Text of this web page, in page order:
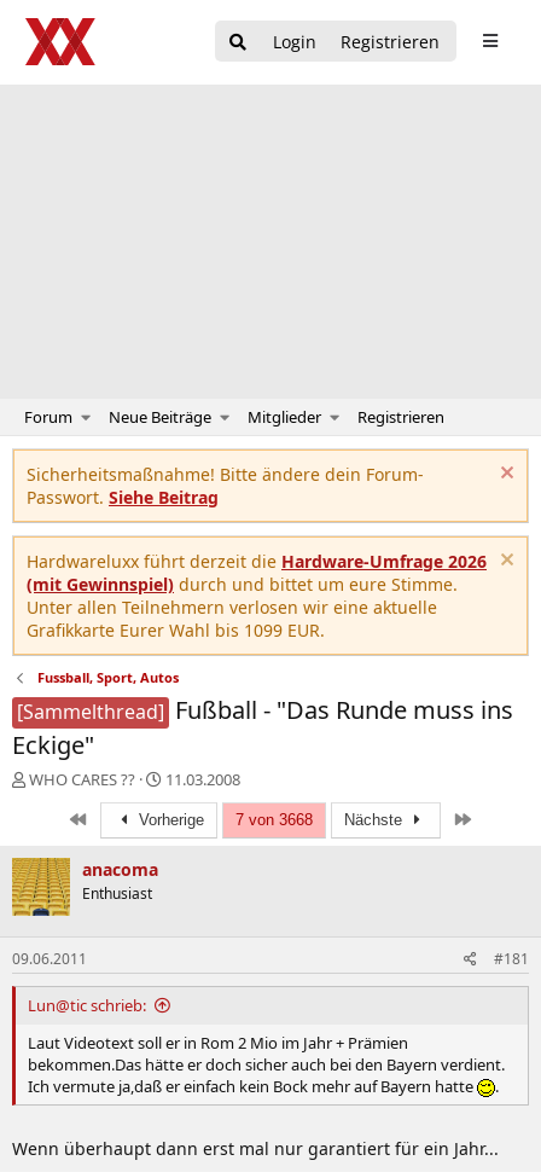
Login Registrieren
Forum Neue Beiträge Mitglieder Registrieren
Sicherheitsmaßnahme! Bitte ändere dein Forum-
Passwort. Siehe Beitrag
Hardwareluxx führt derzeit die Hardware-Umfrage 2026
(mit Gewinnspiel) durch und bittet um eure Stimme.
Unter allen Teilnehmern verlosen wir eine aktuelle
Grafikkarte Eurer Wahl bis 1099 EUR.
Fussball, Sport, Autos
[Sammelthread] Fußball - "Das Runde muss ins
Eckige"
E
e
l
l
r
WHO CARES ??
E
r
s
t
m
11.03.2008
Erste Vorherige 7 von 3668 Nächste
anacoma
Enthusiast
09.06.2011 #181
Lun@tic schrieb:
Laut Videotext soll er in Rom 2 Mio im Jahr + Prämien
bekommen.Das hätte er doch sicher auch bei den Bayern verdient.
Ich vermute ja,daß er einfach kein Bock mehr auf Bayern hatte
.
Wenn überhaupt dann erst mal nur garantiert für ein Jahr...